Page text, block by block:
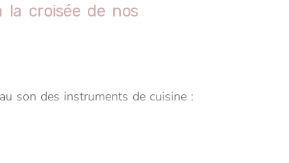
la croisée de nos
son des instruments de cuisine :